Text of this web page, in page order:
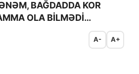
BAĞDADDA KOR
OLA BİLMƏDİ…
A- A+